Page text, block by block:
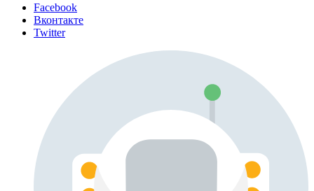
Facebook
Вконтакте
Twitter